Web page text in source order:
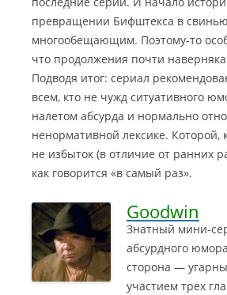
превращении Бифштекса в
многообещающим. Поэтому-то
что продолжения почти
Подводя итог: сериал
всем, кто не чужд ситуативного
налетом абсурда и нормально
ненормативной лексике. Которой,
не избыток (в отличие от ранних
как говорится «в самый раз».
Goodwin
Знатный мини-
абсурдного
сторона —
участием трех